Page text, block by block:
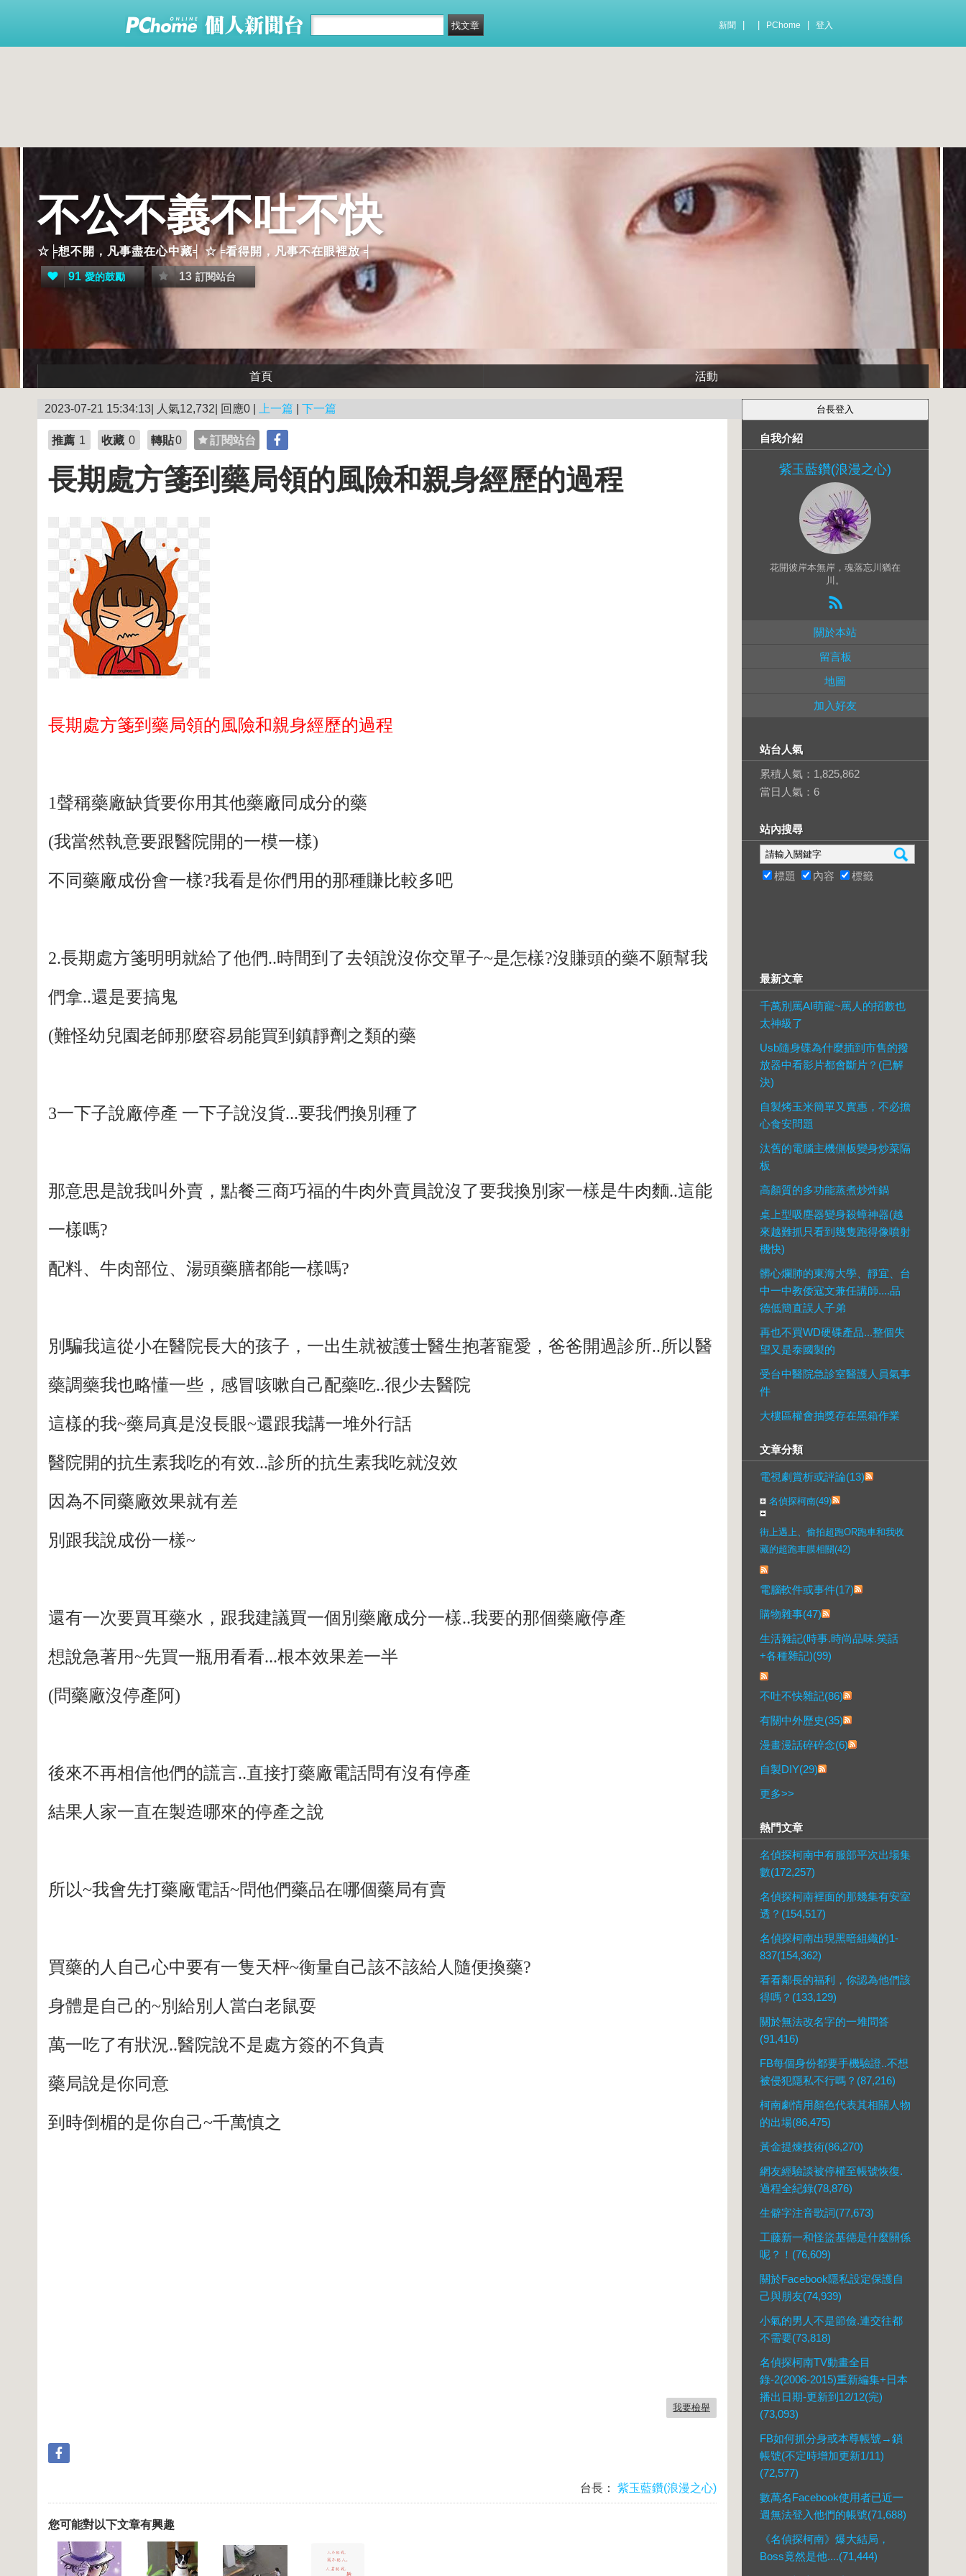
新聞 PChome 登入
不公不義不吐不快
☆╞想不開，凡事盡在心中藏╡ ☆╞看得開，凡事不在眼裡放 ╡
91 愛的鼓勵 13 訂閱站台
首頁 活動
2023-07-21 15:34:13| 人氣12,732| 回應0 | 上一篇 下一篇
推薦 1 收藏 0 轉貼0 訂閱站台
長期處方箋到藥局領的風險和親身經歷的過程
長期處方箋到藥局領的風險和親身經歷的過程
1聲稱藥廠缺貨要你用其他藥廠同成分的藥
(我當然執意要跟醫院開的一模一樣)
不同藥廠成份會一樣?我看是你們用的那種賺比較多吧
2.長期處方箋明明就給了他們..時間到了去領說沒你交單子~是怎樣?沒賺頭的藥不願幫我
們拿..還是要搞鬼
(難怪幼兒園老師那麼容易能買到鎮靜劑之類的藥
3一下子說廠停產 一下子說沒貨...要我們換別種了
那意思是說我叫外賣，點餐三商巧福的牛肉外賣員說沒了要我換別家一樣是牛肉麵..這能
一樣嗎?
配料、牛肉部位、湯頭藥膳都能一樣嗎?
別騙我這從小在醫院長大的孩子，一出生就被護士醫生抱著寵愛，爸爸開過診所..所以醫
藥調藥我也略懂一些，感冒咳嗽自己配藥吃..很少去醫院
這樣的我~藥局真是沒長眼~還跟我講一堆外行話
醫院開的抗生素我吃的有效...診所的抗生素我吃就沒效
因為不同藥廠效果就有差
別跟我說成份一樣~
還有一次要買耳藥水，跟我建議買一個別藥廠成分一樣..我要的那個藥廠停產
想說急著用~先買一瓶用看看...根本效果差一半
(問藥廠沒停產阿)
後來不再相信他們的謊言..直接打藥廠電話問有沒有停產
結果人家一直在製造哪來的停產之說
所以~我會先打藥廠電話~問他們藥品在哪個藥局有賣
買藥的人自己心中要有一隻天枰~衡量自己該不該給人隨便換藥?
身體是自己的~別給別人當白老鼠耍
萬一吃了有狀況..醫院說不是處方簽的不負責
藥局說是你同意
到時倒楣的是你自己~千萬慎之
我要檢舉
台長： 紫玉藍鑽(浪漫之心)
您可能對以下文章有興趣
自我介紹
紫玉藍鑽(浪漫之心)
花開彼岸本無岸，魂落忘川猶在
川。
關於本站
留言板
地圖
加入好友
站台人氣
累積人氣： 1,825,862
當日人氣： 6
站內搜尋
標題 內容 標籤
最新文章
千萬別罵AI萌寵~罵人的招數也
太神級了
Usb隨身碟為什麼插到市售的撥
放器中看影片都會斷片？(已解
決)
自製烤玉米簡單又實惠，不必擔
心食安問題
汰舊的電腦主機側板變身炒菜隔
板
高顏質的多功能蒸煮炒炸鍋
桌上型吸塵器變身殺蟑神器(越
來越難抓只看到幾隻跑得像噴射
機快)
髒心爛肺的東海大學、靜宜、台
中一中教倭寇文兼任講師....品
德低簡直誤人子弟
再也不買WD硬碟產品...整個失
望又是泰國製的
受台中醫院急診室醫護人員氣事
件
大樓區權會抽獎存在黑箱作業
文章分類
電視劇賞析或評論(13)
名偵探柯南(49)
街上遇上、偷拍超跑OR跑車和我收
藏的超跑車膜相關(42)
電腦軟件或事件(17)
購物雜事(47)
生活雜記(時事.時尚品味.笑話
+各種雜記)(99)
不吐不快雜記(86)
有關中外歷史(35)
漫畫漫話碎碎念(6)
自製DIY(29)
更多>>
熱門文章
名偵探柯南中有服部平次出場集
數(172,257)
名偵探柯南裡面的那幾集有安室
透？(154,517)
名偵探柯南出現黑暗組織的1-
837(154,362)
看看鄰長的福利，你認為他們該
得嗎？(133,129)
關於無法改名字的一堆問答
(91,416)
FB每個身份都要手機驗證..不想
被侵犯隱私不行嗎？(87,216)
柯南劇情用顏色代表其相關人物
的出場(86,475)
黃金提煉技術(86,270)
網友經驗談被停權至帳號恢復.
過程全紀錄(78,876)
生僻字注音歌詞(77,673)
工藤新一和怪盜基德是什麼關係
呢？！(76,609)
關於Facebook隱私設定保護自
己與朋友(74,939)
小氣的男人不是節儉.連交往都
不需要(73,818)
名偵探柯南TV動畫全目
錄-2(2006-2015)重新編集+日本
播出日期-更新到12/12(完)
(73,093)
FB如何抓分身或本尊帳號→鎖
帳號(不定時增加更新1/11)
(72,577)
數萬名Facebook使用者已近一
週無法登入他們的帳號(71,688)
《名偵探柯南》爆大結局，
Boss竟然是他....(71,444)